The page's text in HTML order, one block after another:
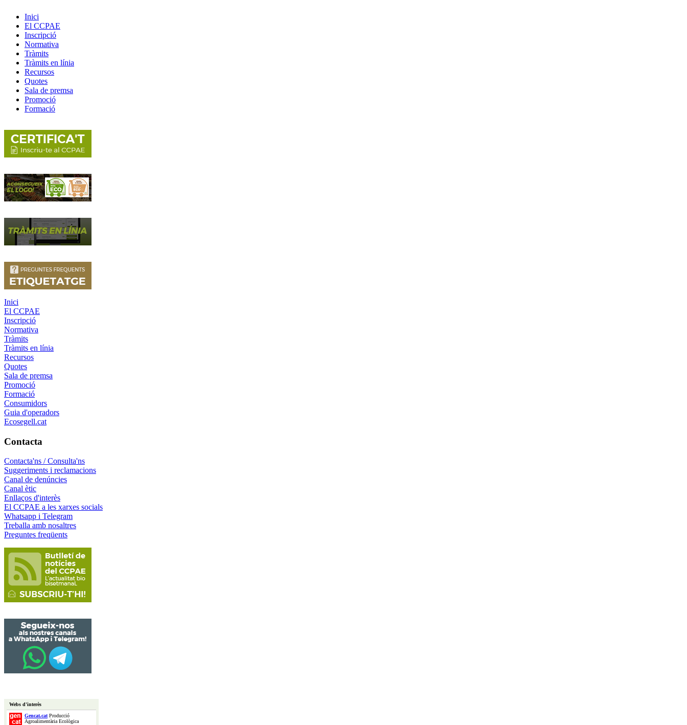
Inici
El CCPAE
Inscripció
Normativa
Tràmits
Tràmits en línia
Recursos
Quotes
Sala de premsa
Promoció
Formació
Inici
El CCPAE
Inscripció
Normativa
Tràmits
Tràmits en línia
Recursos
Quotes
Sala de premsa
Promoció
Formació
Consumidors
Guia d'operadors
Ecosegell.cat
Contacta
Contacta'ns / Consulta'ns
Suggeriments i reclamacions
Canal de denúncies
Canal ètic
Enllaços d'interès
El CCPAE a les xarxes socials
Whatsapp i Telegram
Treballa amb nosaltres
Preguntes freqüents
Webs d'interès
Gencat.catProducció
Agroalimentària Ecològica